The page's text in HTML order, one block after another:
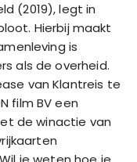
(2019), legt in
Hierbij maakt
is
als de overheid.
van Klantreis te
film BV een
de winactie van